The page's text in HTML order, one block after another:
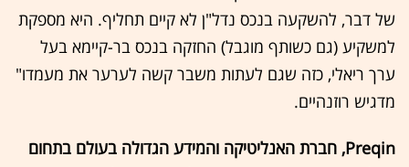
של דבר, להשקעה בנכס נדל"ן לא קיים תחליף. היא מספקת
למשקיע (גם כשותף מוגבל) החזקה בנכס בר-קיימא בעל
ערך ריאלי, כזה שגם לעתות משבר קשה לערער את מעמדו"
מדגיש רוזנהיים.
Preqin, חברת האנליטיקה והמידע הגדולה בעולם בתחום